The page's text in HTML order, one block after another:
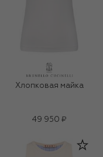
Хлопковая майка
49 950 ₽